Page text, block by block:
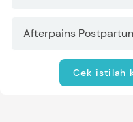
Afterpains
Cek istilah